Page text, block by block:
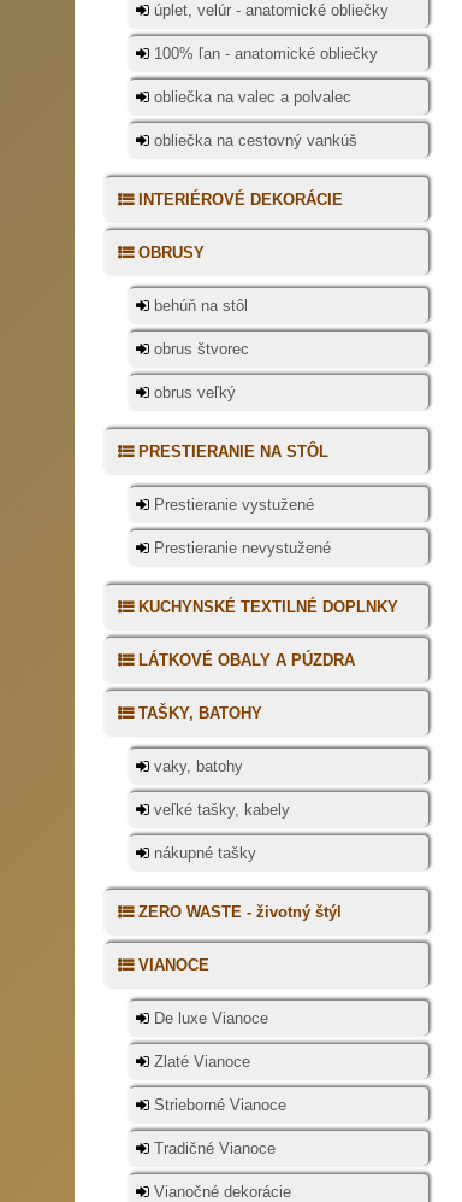
úplet, velúr - anatomické obliečky
100% ľan - anatomické obliečky
obliečka na valec a polvalec
obliečka na cestovný vankúš
INTERIÉROVÉ DEKORÁCIE
OBRUSY
behúň na stôl
obrus štvorec
obrus veľký
PRESTIERANIE NA STÔL
Prestieranie vystužené
Prestieranie nevystužené
KUCHYNSKÉ TEXTILNÉ DOPLNKY
LÁTKOVÉ OBALY A PÚZDRA
TAŠKY, BATOHY
vaky, batohy
veľké tašky, kabely
nákupné tašky
ZERO WASTE - životný štýl
VIANOCE
De luxe Vianoce
Zlaté Vianoce
Strieborné Vianoce
Tradičné Vianoce
Vianočné dekorácie